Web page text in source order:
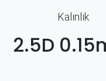
Kalınlık
2.5D